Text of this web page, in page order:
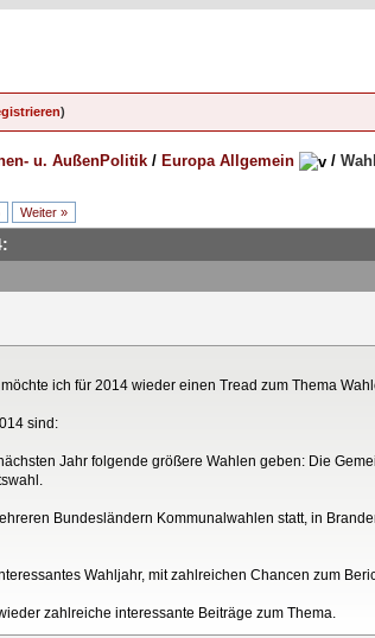
)
u. AußenPolitik / Europa Allgemein /
Weiter »
ich für 2014 wieder einen Tread zum Thema
sind:
Jahr folgende größere Wahlen geben: Die
Bundesländern Kommunalwahlen statt, in
Wahljahr, mit zahlreichen Chancen zum
zahlreiche interessante Beiträge zum Thema.